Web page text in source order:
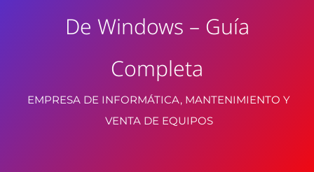
De Windows – Guía
Completa
EMPRESA DE INFORMÁTICA, MANTENIMIENTO Y
VENTA DE EQUIPOS